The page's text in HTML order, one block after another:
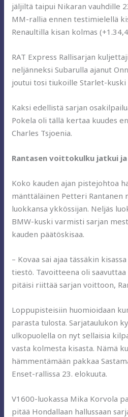
jäljiltä taipui Nikaran vauhdille
MM-rallia ennen testimielellä
Renaultilla kisan kolmas
RAT Express Rallisarjan
neljänneksi Subarulla ajanut
joutui tosi tiukoille Starlet-kuski
Kaksi edellistä sarjan
Pokela oli tällä kertaa kuudes
Charles Tsjoenia.
Rantasen voittokulku jatkui
Koko kauden ajan pistejohtoa
mänttäläinen Petteri Rantanen
luokkansa ykkössijan. Neljäs
BMW-kuski varmisti sarjan
kauden päätöskisaa.
– Kovaa sai ajaa tässäkin
tiestö. Tavoitteena oli
pitäisi riittää sarjan voittoon,
Loppupisteisiin huomioidaan
parasta tulosta. Sarjataulukon
ulkopuolella on nyt sellaisia
vasta kolmesta kisasta. Nämä
hämmentämään pakkaa
Enset-rallissa 23. elokuuta.
V1600-luokassa Mika Korvola
pitää Hondallaan hallussaan